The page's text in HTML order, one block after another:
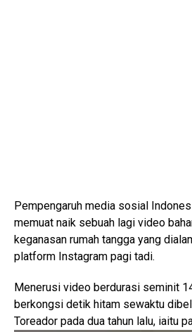
Pempengaruh media sosial
memuat naik sebuah lagi video
keganasan rumah tangga yang
platform Instagram pagi tadi.
Menerusi video berdurasi seminit
berkongsi detik hitam sewaktu
Toreador pada dua tahun lalu, iaitu